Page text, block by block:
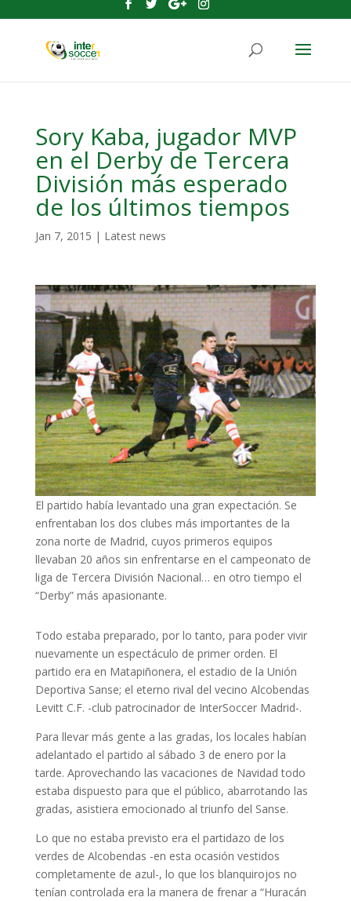
Sory Kaba, jugador MVP
en el Derby de Tercera
División más esperado
de los últimos tiempos
Jan 7, 2015 | Latest news
El partido había levantado una gran expectación. Se
enfrentaban los dos clubes más importantes de la
zona norte de Madrid, cuyos primeros equipos
llevaban 20 años sin enfrentarse en el campeonato de
liga de Tercera División Nacional… en otro tiempo el
“Derby” más apasionante.
Todo estaba preparado, por lo tanto, para poder vivir
nuevamente un espectáculo de primer orden. El
partido era en Matapiñonera, el estadio de la Unión
Deportiva Sanse; el eterno rival del vecino Alcobendas
Levitt C.F. -club patrocinador de InterSoccer Madrid-.
Para llevar más gente a las gradas, los locales habían
adelantado el partido al sábado 3 de enero por la
tarde. Aprovechando las vacaciones de Navidad todo
estaba dispuesto para que el público, abarrotando las
gradas, asistiera emocionado al triunfo del Sanse.
Lo que no estaba previsto era el partidazo de los
verdes de Alcobendas -en esta ocasión vestidos
completamente de azul-, lo que los blanquirojos no
tenían controlada era la manera de frenar a “Huracán